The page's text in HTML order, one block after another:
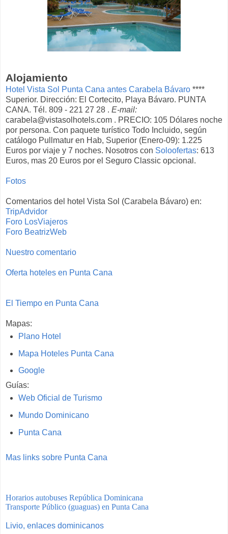
Alojamiento
Hotel Vista Sol Punta Cana antes Carabela Bávaro ****
Superior. Dirección: El Cortecito, Playa Bávaro. PUNTA
CANA. Tél. 809 - 221 27 28 . E-mail:
carabela@vistasolhotels.com . PRECIO: 105 Dólares noche
por persona. Con paquete turístico Todo Incluido, según
catálogo Pullmatur en Hab, Superior (Enero-09): 1.225
Euros por viaje y 7 noches. Nosotros con Soloofertas: 613
Euros, mas 20 Euros por el Seguro Classic opcional.
Fotos
Comentarios del hotel Vista Sol (Carabela Bávaro) en:
TripAdvidor
Foro LosViajeros
Foro BeatrizWeb
Nuestro comentario
Oferta hoteles en Punta Cana
El Tiempo en Punta Cana
Mapas:
Plano Hotel
Mapa Hoteles Punta Cana
Google
Guías:
Web Oficial de Turismo
Mundo Dominicano
Punta Cana
Mas links sobre Punta Cana
Horarios autobuses República Dominicana
Transporte Público (guaguas) en Punta Cana
Livio, enlaces dominicanos